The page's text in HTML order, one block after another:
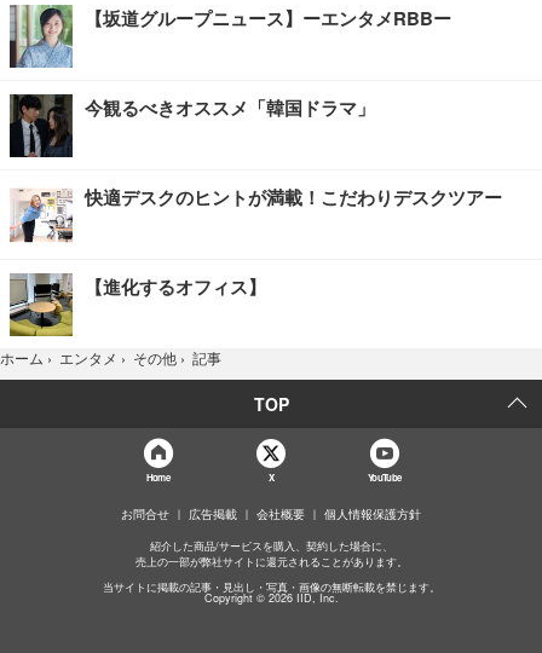
【坂道グループニュース】ーエンタメRBBー
今観るべきオススメ「韓国ドラマ」
快適デスクのヒントが満載！こだわりデスクツアー
【進化するオフィス】
ホーム › エンタメ › その他 › 記事
TOP
Home X YouTube
お問合せ 広告掲載 会社概要 個人情報保護方針
紹介した商品/サービスを購入、契約した場合に、
売上の一部が弊社サイトに還元されることがあります。
当サイトに掲載の記事・見出し・写真・画像の無断転載を禁じます。
Copyright © 2026 IID, Inc.